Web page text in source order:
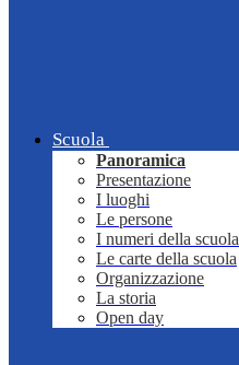
Scuola
Panoramica
Presentazione
I luoghi
Le persone
I numeri della scuola
Le carte della scuola
Organizzazione
La storia
Open day